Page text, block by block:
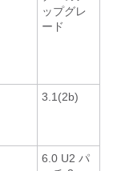
ップグレ
ード
3.1(2b)
6.0 U2 パ